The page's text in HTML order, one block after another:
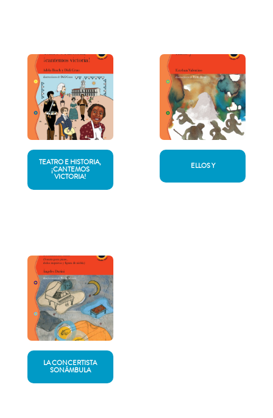
TEATRO E HISTORIA,
¡CANTEMOS
VICTORIA!
ELLOS Y
LA CONCERTISTA
SONÁMBULA